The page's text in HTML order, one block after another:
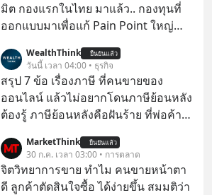
มิต กองแรกในไทย มาแล้ว.. กองทุนที่
ออกแบบมาเพื่อแก้ Pain Point ใหญ่
WealthThink ยืนยันแล้ว
วันนี้ เวลา 04:00 • ธุรกิจ
สรุป 7 ข้อ เรื่องภาษี ที่คนขายของ
ออนไลน์ แล้วไม่อยากโดนภาษีย้อนหลัง
ต้องรู้ ภาษีย้อนหลังคือฝันร้าย ที่พ่อค้า
MarketThink ยืนยันแล้ว
30 ก.ค. เวลา 03:00 • การตลาด
จิตวิทยาการขาย ทำไม คนขายหน้าตา
ดี ลูกค้าตัดสินใจซื้อ ได้ง่ายขึ้น สมมติว่า